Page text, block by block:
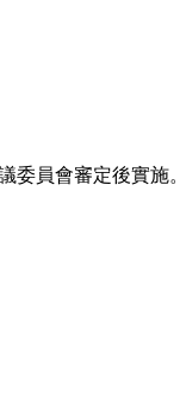
委員會審定後實施。